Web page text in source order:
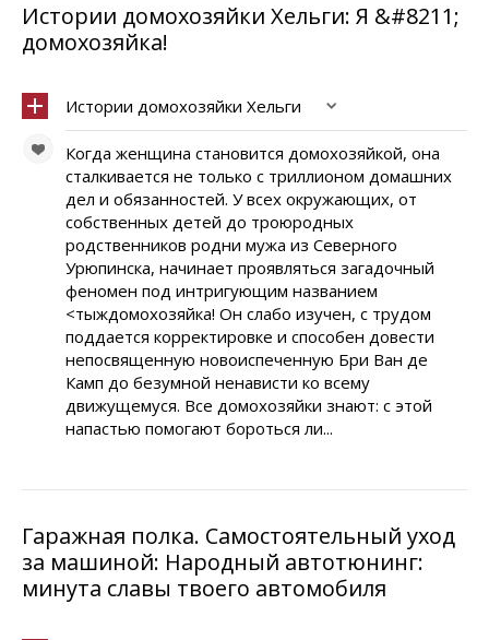
Истории домохозяйки Хельги: Я &#8211;
домохозяйка!
Истории домохозяйки Хельги
Когда женщина становится домохозяйкой, она
сталкивается не только с триллионом домашних
дел и обязанностей. У всех окружающих, от
собственных детей до троюродных
родственников родни мужа из Северного
Урюпинска, начинает проявляться загадочный
феномен под интригующим названием
<тыждомохозяйка! Он слабо изучен, с трудом
поддается корректировке и способен довести
непосвященную новоиспеченную Бри Ван де
Камп до безумной ненависти ко всему
движущемуся. Все домохозяйки знают: с этой
напастью помогают бороться ли...
Гаражная полка. Самостоятельный уход
за машиной: Народный автотюнинг:
минута славы твоего автомобиля